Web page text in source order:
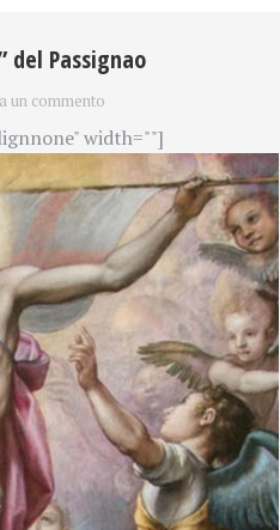
del Passignao
un commento
width=""]